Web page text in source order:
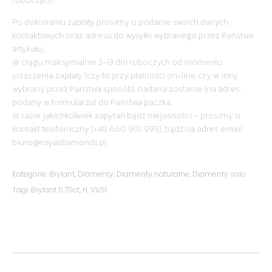
Po dokonaniu zapłaty prosimy o podanie swoich danych
kontaktowych oraz adresu do wysyłki wybranego przez Państwa
artykułu,
W ciągu maksymalnie 2-13 dni roboczych od momentu
uiszczenia zapłaty (czy to przy płatności on-line, czy w inny,
wybrany przez Państwa sposób), nadana zostanie (na adres,
podany w formularzu) do Państwa paczka.
W razie jakichkolwiek zapytań bądź niejasności – prosimy o
kontakt telefoniczny (+48 660 991 995), bądź na adres email:
biuro@royaldiamonds.pl
Kategorie: Brylant, Diamenty, Diamenty naturalne, Diamenty solo
Tagi: Brylant 0.70ct, H,VVS1